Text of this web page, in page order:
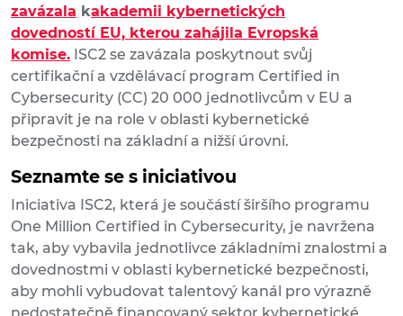
zavázala kakademii kybernetických
dovedností EU, kterou zahájila Evropská
komise. ISC2 se zavázala poskytnout svůj
certifikační a vzdělávací program Certified in
Cybersecurity (CC) 20 000 jednotlivcům v EU a
připravit je na role v oblasti kybernetické
bezpečnosti na základní a nižší úrovni.
Seznamte se s iniciativou
Iniciativa ISC2, která je součástí širšího programu
One Million Certified in Cybersecurity, je navržena
tak, aby vybavila jednotlivce základními znalostmi a
dovednostmi v oblasti kybernetické bezpečnosti,
aby mohli vybudovat talentový kanál pro výrazně